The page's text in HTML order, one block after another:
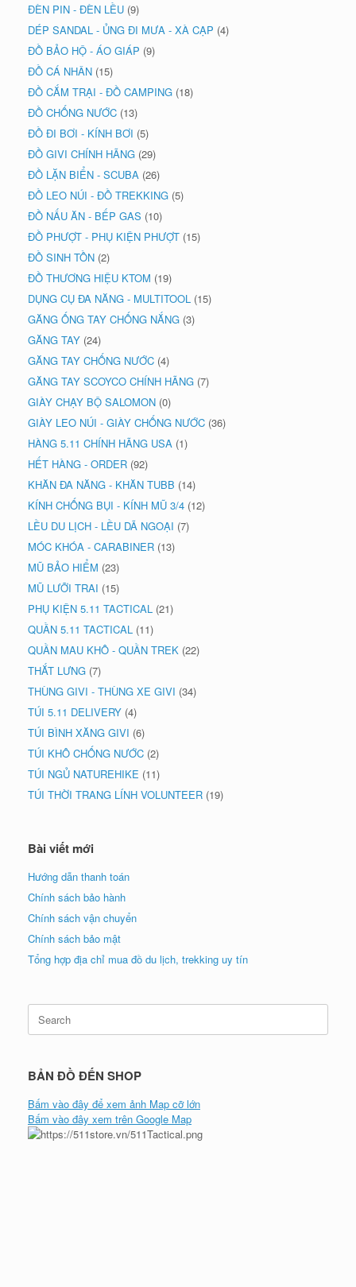
ĐÈN PIN - ĐÈN LỀU (9)
DÉP SANDAL - ỦNG ĐI MƯA - XÀ CẠP (4)
ĐỒ BẢO HỘ - ÁO GIÁP (9)
ĐỒ CÁ NHÂN (15)
ĐỒ CẮM TRẠI - ĐỒ CAMPING (18)
ĐỒ CHỐNG NƯỚC (13)
ĐỒ ĐI BƠI - KÍNH BƠI (5)
ĐỒ GIVI CHÍNH HÃNG (29)
ĐỒ LẶN BIỂN - SCUBA (26)
ĐỒ LEO NÚI - ĐỒ TREKKING (5)
ĐỒ NẤU ĂN - BẾP GAS (10)
ĐỒ PHƯỢT - PHỤ KIỆN PHƯỢT (15)
ĐỒ SINH TỒN (2)
ĐỒ THƯƠNG HIỆU KTOM (19)
DỤNG CỤ ĐA NĂNG - MULTITOOL (15)
GĂNG ỐNG TAY CHỐNG NẮNG (3)
GĂNG TAY (24)
GĂNG TAY CHỐNG NƯỚC (4)
GĂNG TAY SCOYCO CHÍNH HÃNG (7)
GIÀY CHẠY BỘ SALOMON (0)
GIÀY LEO NÚI - GIÀY CHỐNG NƯỚC (36)
HÀNG 5.11 CHÍNH HÃNG USA (1)
HẾT HÀNG - ORDER (92)
KHĂN ĐA NĂNG - KHĂN TUBB (14)
KÍNH CHỐNG BỤI - KÍNH MŨ 3/4 (12)
LỀU DU LỊCH - LỀU DÃ NGOẠI (7)
MÓC KHÓA - CARABINER (13)
MŨ BẢO HIỂM (23)
MŨ LƯỠI TRAI (15)
PHỤ KIỆN 5.11 TACTICAL (21)
QUẦN 5.11 TACTICAL (11)
QUẦN MAU KHÔ - QUẦN TREK (22)
THẮT LƯNG (7)
THÙNG GIVI - THÙNG XE GIVI (34)
TÚI 5.11 DELIVERY (4)
TÚI BÌNH XĂNG GIVI (6)
TÚI KHÔ CHỐNG NƯỚC (2)
TÚI NGỦ NATUREHIKE (11)
TÚI THỜI TRANG LÍNH VOLUNTEER (19)
Bài viết mới
Hướng dẫn thanh toán
Chính sách bảo hành
Chính sách vận chuyển
Chính sách bảo mật
Tổng hợp địa chỉ mua đồ du lịch, trekking uy tín
Search
for:
BẢN ĐỒ ĐẾN SHOP
Bấm vào đây để xem ảnh Map cỡ lớn
Bấm vào đây xem trên Google Map